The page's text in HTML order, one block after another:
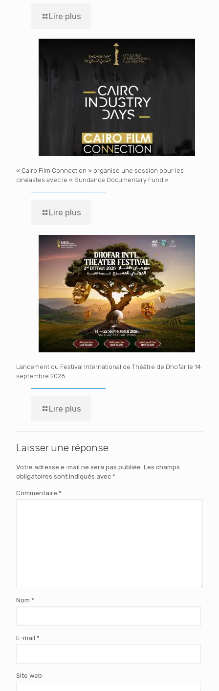
Lire plus
« Cairo Film Connection » organise une session pour les
cinéastes avec le « Sundance Documentary Fund »
Lire plus
Lancement du Festival International de Théâtre de Dhofar le 14
septembre 2026
Lire plus
Laisser une réponse
Votre adresse e-mail ne sera pas publiée. Les champs
obligatoires sont indiqués avec *
Commentaire *
Nom *
E-mail *
Site web